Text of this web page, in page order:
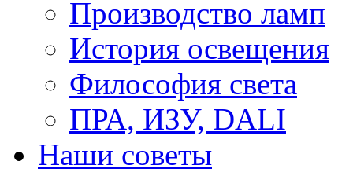
Производство ламп
История освещения
Философия света
ПРА, ИЗУ, DALI
Наши советы